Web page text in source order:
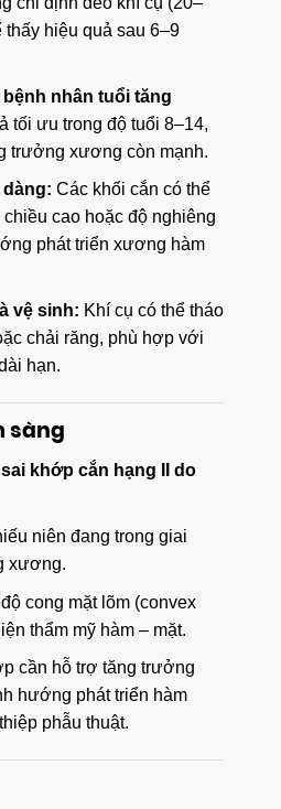
thấy hiệu quả sau 6–9
nhân tuổi tăng
tối ưu trong độ tuổi 8–14,
trưởng xương còn mạnh.
Các khối cắn có thể
cao hoặc độ nghiêng
phát triển xương hàm
vệ sinh: Khí cụ có thể tháo
chải răng, phù hợp với
hạn.
sàng
sai khớp cắn hạng II do
niên đang trong giai
xương.
cong mặt lõm (convex
thẩm mỹ hàm – mặt.
cần hỗ trợ tăng trưởng
hướng phát triển hàm
phẫu thuật.